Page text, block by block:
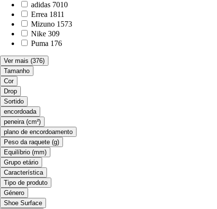
adidas 7010
Errea 1811
Mizuno 1573
Nike 309
Puma 176
Ver mais (376)
Tamanho
Cor
Drop
Sortido
encordoada
peneira (cm²)
plano de encordoamento
Peso da raquete (g)
Equilíbrio (mm)
Grupo etário
Característica
Tipo de produto
Género
Shoe Surface